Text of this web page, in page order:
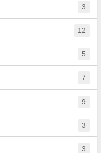
3
12
5
7
9
3
3